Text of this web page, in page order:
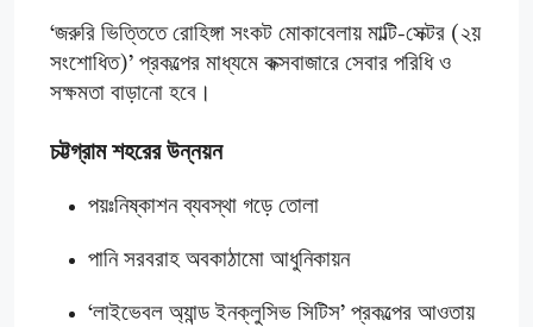
‘জরুরি ভিত্তিতে রোহিঙ্গা সংকট মোকাবেলায় মাল্টি-সেক্টর (২য়
সংশোধিত)’ প্রকল্পের মাধ্যমে কক্সবাজারে সেবার পরিধি ও
সক্ষমতা বাড়ানো হবে।
চট্টগ্রাম শহরের উন্নয়ন
পয়ঃনিষ্কাশন ব্যবস্থা গড়ে তোলা
পানি সরবরাহ অবকাঠামো আধুনিকায়ন
‘লাইভেবল অ্যান্ড ইনক্লুসিভ সিটিস’ প্রকল্পের আওতায়